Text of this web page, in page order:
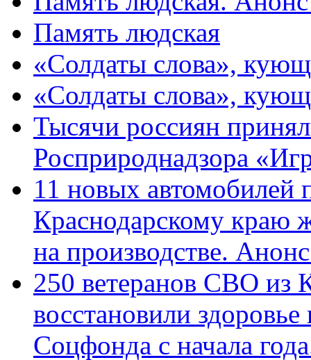
Память людская
«Солдаты слова»,
«Солдаты слова»,
Тысячи россиян
Росприроднадзора
11 новых автомобилей
Краснодарскому краю
на производстве.
250 ветеранов СВО из
восстановили
Соцфонда с начала